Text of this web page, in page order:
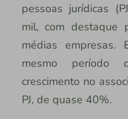
pessoas jurídicas
mil, com destaque
médias empresas.
mesmo
crescimento no
PJ, de quase 40%.